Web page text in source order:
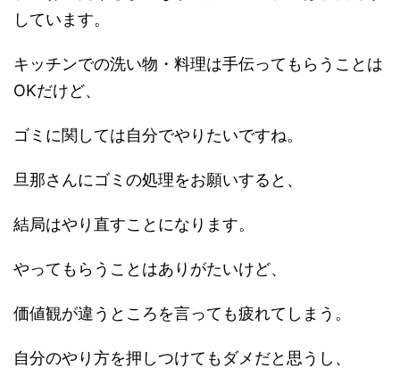
しています。
キッチンでの洗い物・料理は手伝ってもらうことは
OKだけど、
ゴミに関しては自分でやりたいですね。
旦那さんにゴミの処理をお願いすると、
結局はやり直すことになります。
やってもらうことはありがたいけど、
価値観が違うところを言っても疲れてしまう。
自分のやり方を押しつけてもダメだと思うし、